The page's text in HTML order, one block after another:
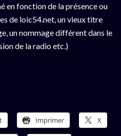
en fonction de la présence ou
de loic54.net, un vieux titre
un nommage différent dans le
de la radio etc.)
Imprimer X